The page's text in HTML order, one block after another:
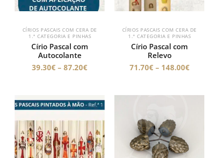
CÍRIOS PASCAIS COM CERA DE
1.ª CATEGORIA E PINHAS
Círio Pascal com
Autocolante
39.30€ – 87.20€
CÍRIOS PASCAIS COM CERA DE
1.ª CATEGORIA E PINHAS
Círio Pascal com
Relevo
71.70€ – 148.00€
Price
range:
141.90€